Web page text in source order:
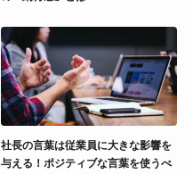
社長の言葉は従業員に大きな影響を
与える！ポジティブな言葉を使うべ